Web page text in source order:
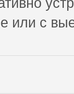
или с